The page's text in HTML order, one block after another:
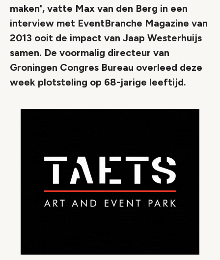
maken', vatte Max van den Berg in een
interview met EventBranche Magazine van
2013 ooit de impact van Jaap Westerhuijs
samen. De voormalig directeur van
Groningen Congres Bureau overleed deze
week plotsteling op 68-jarige leeftijd.